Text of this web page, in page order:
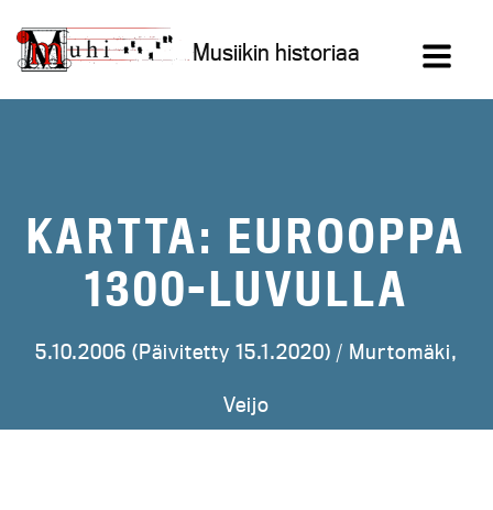
sisältöön
Musiikin historiaa
KARTTA: EUROOPPA
1300-LUVULLA
5.10.2006 (Päivitetty 15.1.2020) / Murtomäki,
Veijo